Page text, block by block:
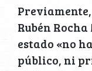
Rubén
estado «no
público, ni